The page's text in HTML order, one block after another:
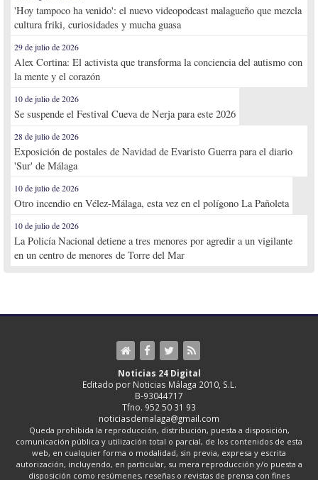
'Hoy tampoco ha venido': el nuevo videopodcast malagueño que mezcla
cultura friki, curiosidades y mucha guasa
29 de julio de 2026
Alex Cortina: El activista que transforma la conciencia del autismo con
la mente y el corazón
10 de julio de 2026
Se suspende el Festival Cueva de Nerja para este 2026
28 de julio de 2026
Exposición de postales de Navidad de Evaristo Guerra para el diario
'Sur' de Málaga
10 de julio de 2026
Otro incendio en Vélez-Málaga, esta vez en el polígono La Pañoleta
10 de julio de 2026
La Policía Nacional detiene a tres menores por agredir a un vigilante
en un centro de menores de Torre del Mar
Noticias 24 Digital
Editado por Noticias Málaga 2010, S.L.
B-93044717
Tfno. 952 50 31 93
noticiasdemalaga@gmail.com
Queda prohibida la reproducción, distribución, puesta a disposición,
comunicación pública y utilización total o parcial, de los contenidos de esta
web, en cualquier forma o modalidad, sin previa, expresa y escrita
autorización, incluyendo, en particular, su mera reproducción y/o puesta a
disposición como resúmenes, reseñas o revistas de prensa con fines